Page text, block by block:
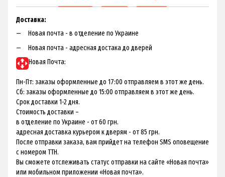
Доставка:
Новая почта - в отделение по Украине
Новая почта - адресная достака до дверей
Новая Почта:
Пн-Пт: заказы оформленные до 17:00 отправляем в этот же день.
Сб: заказы оформленные до 15:00 отправляем в этот же день.
Срок доставки 1-2 дня.
Стоимость доставки –
в отделение по Украине - от 60 грн.
адресная доставка курьером к дверям - от 85 грн.
После отправки заказа, вам прийдет на телефон SMS оповещение
с номером ТТН.
Вы сможете отслеживать статус отправки на сайте «Новая почта»
или мобильном приложении «Новая почта».